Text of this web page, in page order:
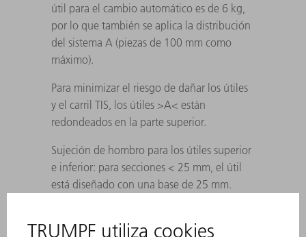
útil para el cambio automático es de 6 kg,
por lo que también se aplica la distribución
del sistema A (piezas de 100 mm como
máximo).
Para minimizar el riesgo de dañar los útiles
y el carril TIS, los útiles >A< están
redondeados en la parte superior.
Sujeción de hombro para los útiles superior
e inferior: para secciones < 25 mm, el útil
está diseñado con una base de 25 mm.
pinza de tenaza se mecaniza por ambos